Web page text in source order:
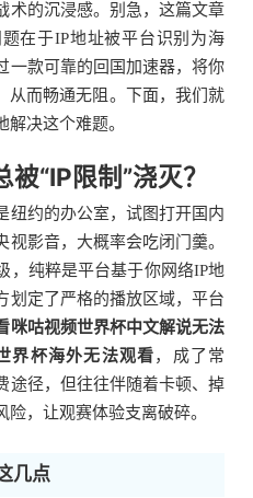
术的沉浸感。别急，这篇文章
在于IP地址被平台识别为海
一款可靠的回国加速器，将你
从而畅通无阻。下面，我们就
决这个难题。
“IP限制”浇灭？
纽约的办公室，试图打开国内
影音，大概率会吃闭门羹。
，纯粹是平台基于你网络IP地
划定了严格的播放区域，平台
咪咕视频世界杯中文解说无法
界杯海外无法观看，成了常
途径，但往往伴随着卡顿、掉
，让观赛体验支离破碎。
几点